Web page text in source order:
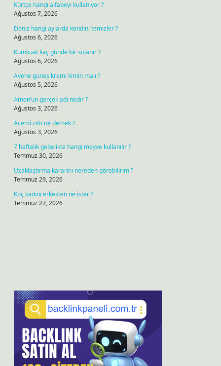
Kürtçe hangi alfabeyi kullanıyor ?
Ağustos 7, 2026
Deniz hangi aylarda kendini temizler ?
Ağustos 6, 2026
Kumkuat kaç günde bir sulanır ?
Ağustos 6, 2026
Avene güneş kremi kimin malı ?
Ağustos 5, 2026
Amon’un gerçek adı nedir ?
Ağustos 3, 2026
Acemi zıttı ne demek ?
Ağustos 3, 2026
7 haftalık gebelikte hangi meyve kullanılır ?
Temmuz 30, 2026
Uzaklaştırma kararını nereden görebilirim ?
Temmuz 29, 2026
Koç kadını erkekten ne ister ?
Temmuz 27, 2026